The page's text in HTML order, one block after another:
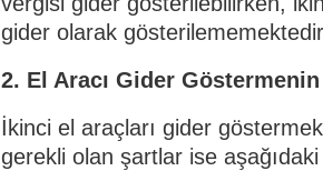
gider olarak
2. El Aracı Gider
İkinci el araçları gider
gerekli olan şartlar ise